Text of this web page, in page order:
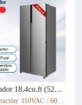
Refrigerador 18.4cu.ft (521L) Inverter HRF-AM69
1. Alimentación: 110VAC / 60Hz 2. Sistema Libre de Escarcha (No Frost) 3. Tecnología inverter 4. Refrigerante Ecológico (R600a) 5. Flujo de Aire Tridimensional Indirecto (360°) con Temperatura Estable 6. Luz LED Interior de Bajo Consumo